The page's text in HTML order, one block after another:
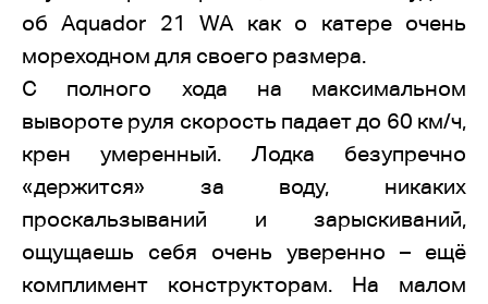
об Aquador 21 WA как о катере очень
мореходном для своего размера.
С полного хода на максимальном
вывороте руля скорость падает до 60 км/ч,
крен умеренный. Лодка безупречно
«держится» за воду, никаких
проскальзываний и зарыскиваний,
ощущаешь себя очень уверенно – ещё
комплимент конструкторам. На малом